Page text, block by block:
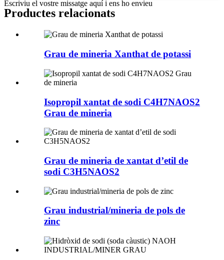
Escriviu el vostre missatge aquí i ens ho envieu
Productes relacionats
Grau de mineria Xanthat de potassi
Isopropil xantat de sodi C4H7NAOS2
Grau de mineria
Grau de mineria de xantat d’etil de
sodi C3H5NAOS2
Grau industrial/mineria de pols de
zinc